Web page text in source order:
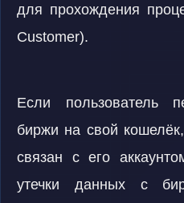
для прохождения
Customer).
Если пользователь
биржи на свой
связан с его
утечки данных с